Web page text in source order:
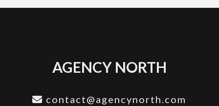
AGENCY NORTH
contact@agencynorth.com